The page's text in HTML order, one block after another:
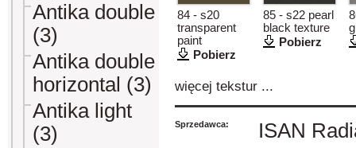
Antika double
(3)
Antika double
horizontal (3)
Antika light
(3)
84 - s20
transparent
paint
Pobierz
85 - s22 pearl
black texture
Pobierz
więcej tekstur ...
Sprzedawca: ISAN